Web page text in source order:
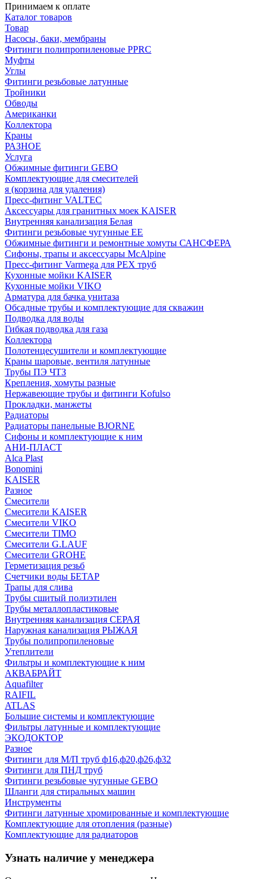
Принимаем к оплате
Каталог товаров
Товар
Насосы, баки, мембраны
Фитинги полипропиленовые PPRC
Муфты
Углы
Фитинги резьбовые латунные
Тройники
Обводы
Американки
Коллектора
Краны
РАЗНОЕ
Услуга
Обжимные фитинги GEBO
Комплектующие для смесителей
я (корзина для удаления)
Пресс-фитинг VALTEC
Аксессуары для гранитных моек KAISER
Внутренняя канализация Белая
Фитинги резьбовые чугунные EE
Обжимные фитинги и ремонтные хомуты САНСФЕРА
Сифоны, трапы и аксессуары McAlpine
Пресс-фитинг Varmega для PEX труб
Кухонные мойки KAISER
Кухонные мойки VIKO
Арматура для бачка унитаза
Обсадные трубы и комплектующие для скважин
Подводка для воды
Гибкая подводка для газа
Коллектора
Полотенцесушители и комплектующие
Краны шаровые, вентиля латунные
Трубы ПЭ ЧТЗ
Крепления, хомуты разные
Нержавеющие трубы и фитинги Kofulso
Прокладки, манжеты
Радиаторы
Радиаторы панельные BJORNE
Сифоны и комплектующие к ним
АНИ-ПЛАСТ
Alca Plast
Bonomini
KAISER
Разное
Смесители
Смесители KAISER
Смесители VIKO
Смесители TIMO
Смесители G.LAUF
Смесители GROHE
Герметизация резьб
Счетчики воды БЕТАР
Трапы для слива
Трубы сшитый полиэтилен
Трубы металлопластиковые
Внутренняя канализация СЕРАЯ
Наружная канализация РЫЖАЯ
Трубы полипропиленовые
Утеплители
Фильтры и комплектующие к ним
АКВАБРАЙТ
Aquafilter
RAIFIL
ATLAS
Большие системы и комплектующие
Фильтры латунные и комплектующие
ЭКОДОКТОР
Разное
Фитинги для М/П труб ф16,ф20,ф26,ф32
Фитинги для ПНД труб
Фитинги резьбовые чугунные GEBO
Шланги для стиральных машин
Инструменты
Фитинги латунные хромированные и комплектующие
Комплектующие для отопления (разные)
Комплектующие для радиаторов
Узнать наличие у менеджера